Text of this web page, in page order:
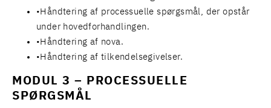
Håndtering af processuelle spørgsmål, der opstår
under hovedforhandlingen.
Håndtering af nova.
Håndtering af tilkendelsegivelser.
MODUL 3 – PROCESSUELLE
SPØRGSMÅL